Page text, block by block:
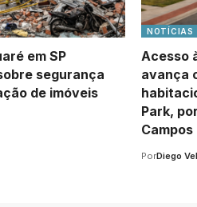
em SP
segurança
de imóveis
NOTÍCIAS
Acesso
avança
Park,
Campos
PorDiego